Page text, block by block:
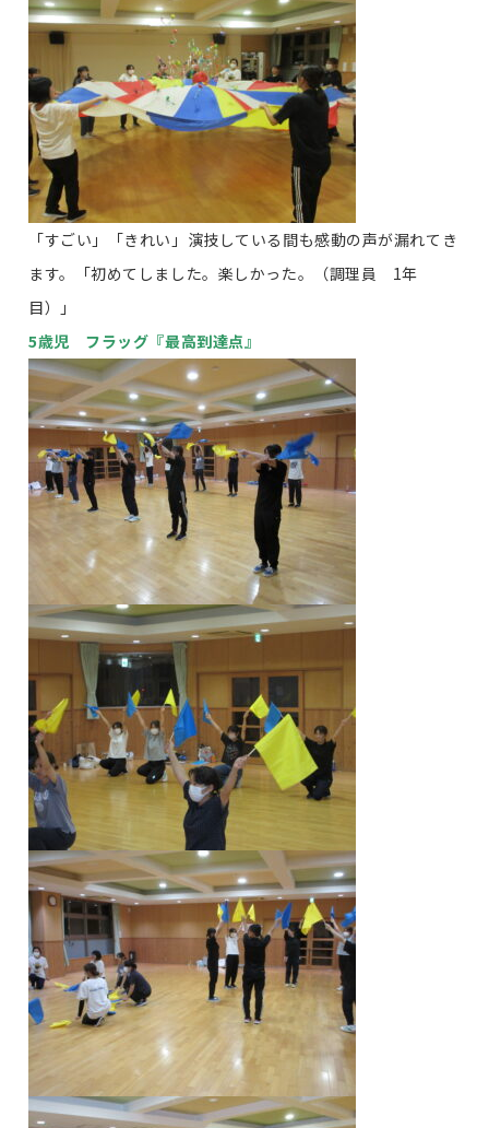
「すごい」「きれい」演技している間も感動の声が漏れてき
ます。「初めてしました。楽しかった。（調理員 1年
目）」
5歳児 フラッグ『最高到達点』